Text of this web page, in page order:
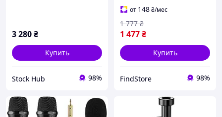
3 280₴
Купить
Stock Hub 98%
от 148₴/мес
1 477₴
1 777 ₴
Купить
FindStore 98%